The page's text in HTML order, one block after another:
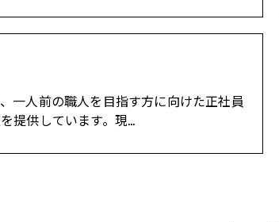
一人前の職人を目指す方に向けた正社員
提供しています。現…